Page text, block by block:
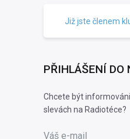
Již jste členem
PŘIHLÁŠENÍ DO
Chcete být
slevách na Radiotéce?
Váš e-mail